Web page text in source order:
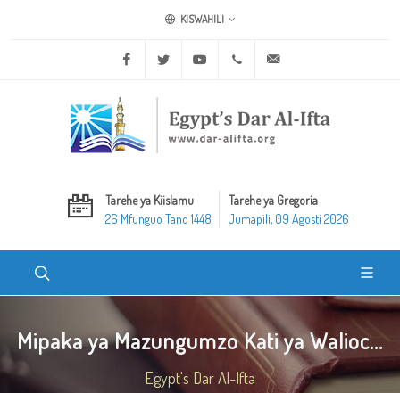
KISWAHILI
Facebook Twitter Youtube +20 2 25970400
Tarehe ya Kiislamu
26 Mfunguo Tano 1448
Tarehe ya Gregoria
Jumapili, 09 Agosti 2026
Mipaka ya Mazungumzo Kati ya Walioc...
Egypt's Dar Al-Ifta